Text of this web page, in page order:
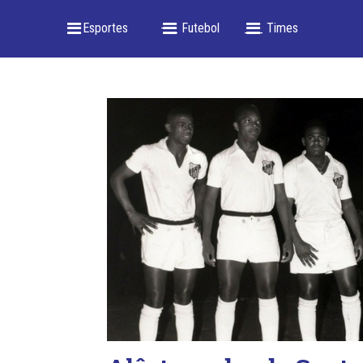
_ Esportes -- _ Futebol ___ Times